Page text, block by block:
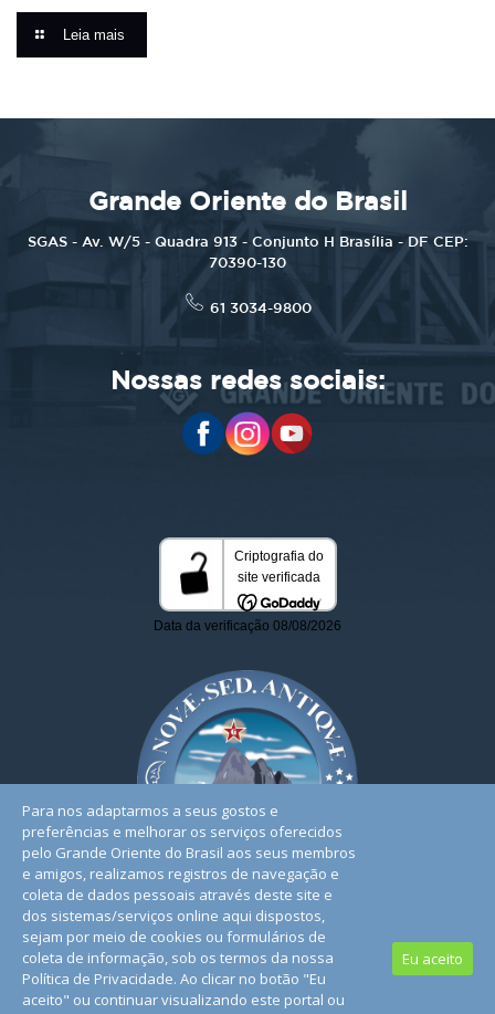
Leia mais
Grande Oriente do Brasil
SGAS - Av. W/5 - Quadra 913 - Conjunto H Brasília - DF CEP:
70390-130
61 3034-9800
Nossas redes sociais:
© 2026. Todos os Direitos Reservados. | Conheça nossa
Política de Privacidade
Para nos adaptarmos a seus gostos e
preferências e melhorar os serviços oferecidos
pelo Grande Oriente do Brasil aos seus membros
e amigos, realizamos registros de navegação e
coleta de dados pessoais através deste site e
dos sistemas/serviços online aqui dispostos,
sejam por meio de cookies ou formulários de
coleta de informação, sob os termos da nossa
Política de Privacidade. Ao clicar no botão "Eu
aceito" ou continuar visualizando este portal ou
Eu aceito